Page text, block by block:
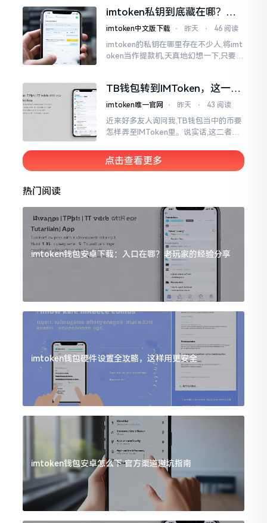
似乎相似
imtoken私钥到底藏在哪？别
慌，找对地方才安心
imtoken中文版下载 ⋅ 昨天 ⋅ 46 阅读
imtoken的私钥在哪里存在不少人,将imt
oken当作提款机,天真地幻想一下,只要把
TB钱包转到IMToken，这一步
别走错
imtoken唯一官网 ⋅ 昨天 ⋅ 43 阅读
近来好多友人询问我,TB钱包当中的币要
怎样弄至IMToken里。说实话,这二者皆
作方面的确得细致些。好多人转着转着
就迷糊了
点击查看更多
热门阅读
imtoken钱包安卓下载：入口在哪？老玩家的经验分享
imtoken钱包硬件设置全攻略，这样用更安全
imtoken钱包安卓怎么下 官方渠道避坑指南